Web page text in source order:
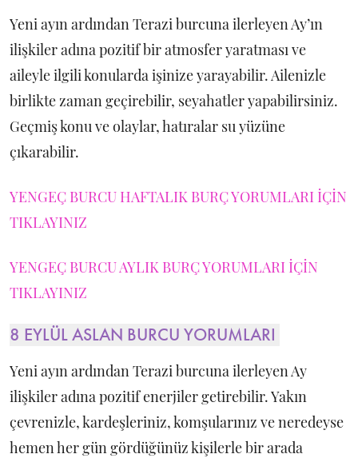
Yeni ayın ardından Terazi burcuna ilerleyen Ay’ın
ilişkiler adına pozitif bir atmosfer yaratması ve
aileyle ilgili konularda işinize yarayabilir. Ailenizle
birlikte zaman geçirebilir, seyahatler yapabilirsiniz.
Geçmiş konu ve olaylar, hatıralar su yüzüne
çıkarabilir.
YENGEÇ BURCU HAFTALIK BURÇ YORUMLARI İÇİN
TIKLAYINIZ
YENGEÇ BURCU AYLIK BURÇ YORUMLARI İÇİN
TIKLAYINIZ
8 EYLÜL ASLAN BURCU YORUMLARI
Yeni ayın ardından Terazi burcuna ilerleyen Ay
ilişkiler adına pozitif enerjiler getirebilir. Yakın
çevrenizle, kardeşleriniz, komşularınız ve neredeyse
hemen her gün gördüğünüz kişilerle bir arada